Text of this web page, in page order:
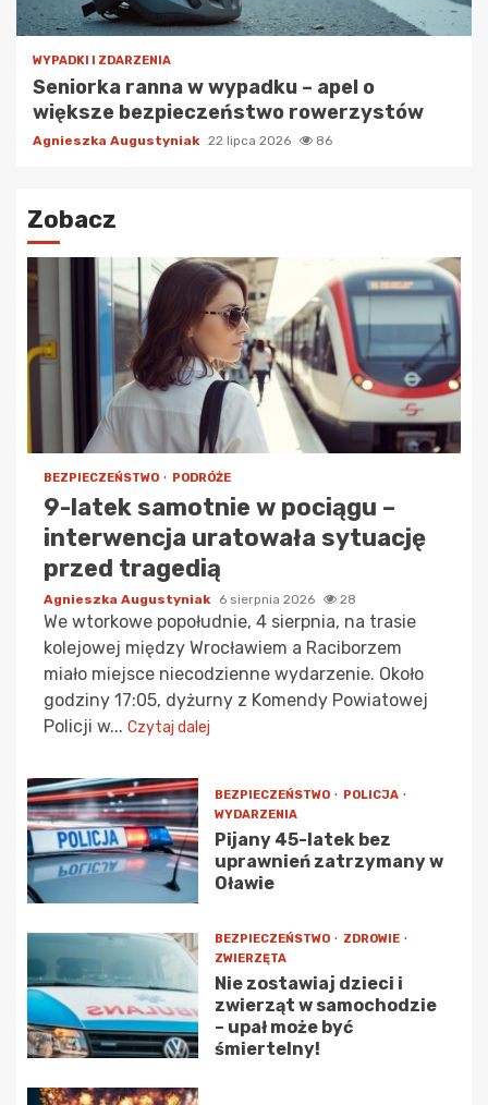
WYPADKI I ZDARZENIA
Seniorka ranna w wypadku – apel o
większe bezpieczeństwo rowerzystów
Agnieszka Augustyniak 22 lipca 2026 86
Zobacz
BEZPIECZEŃSTWO PODRÓŻE
9-latek samotnie w pociągu –
interwencja uratowała sytuację
przed tragedią
Agnieszka Augustyniak 6 sierpnia 2026 28
We wtorkowe popołudnie, 4 sierpnia, na trasie
kolejowej między Wrocławiem a Raciborzem
miało miejsce niecodzienne wydarzenie. Około
godziny 17:05, dyżurny z Komendy Powiatowej
Policji w... Czytaj dalej
BEZPIECZEŃSTWO
POLICJA
WYDARZENIA
Pijany 45-latek bez
uprawnień zatrzymany w
Oławie
BEZPIECZEŃSTWO
ZDROWIE
ZWIERZĘTA
Nie zostawiaj dzieci i
zwierząt w samochodzie
– upał może być
śmiertelny!